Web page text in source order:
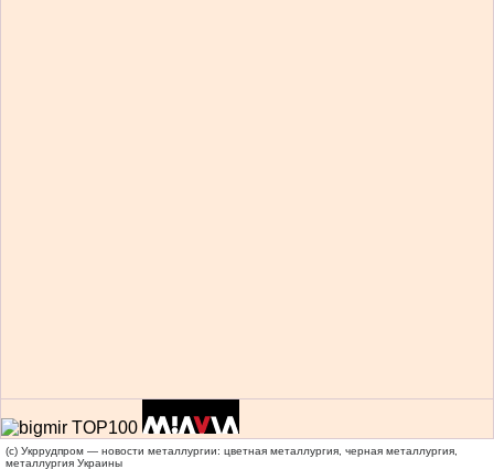
(c) Укррудпром — новости металлургии: цветная металлургия, черная металлургия,
металлургия Украины